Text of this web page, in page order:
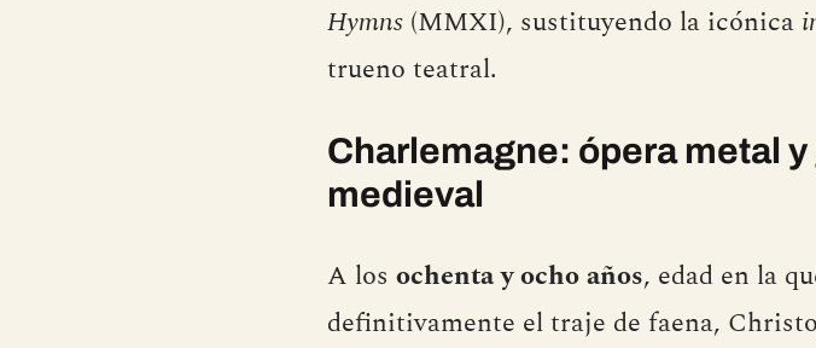
Hymns (MMXI), sustituyendo la icónica
trueno teatral.
Charlemagne: ópera metal
medieval
A los ochenta y ocho años, edad en la
definitivamente el traje de faena,